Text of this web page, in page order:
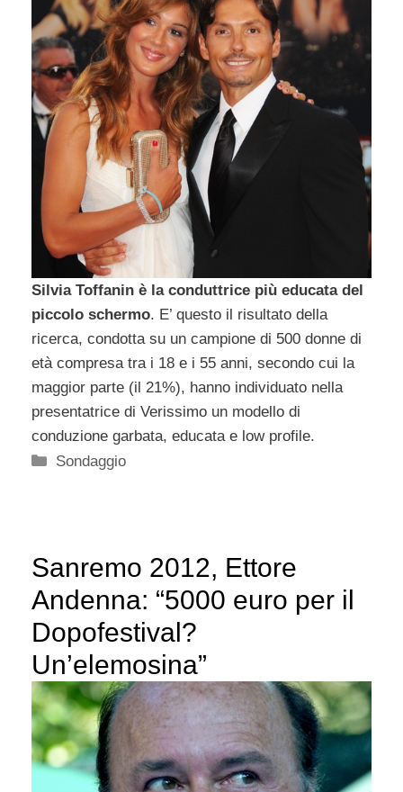
Silvia Toffanin è la conduttrice più educata del
piccolo schermo. E’ questo il risultato della
ricerca, condotta su un campione di 500 donne di
età compresa tra i 18 e i 55 anni, secondo cui la
maggior parte (il 21%), hanno individuato nella
presentatrice di Verissimo un modello di
conduzione garbata, educata e low profile.
Categorie
Sondaggio
Sanremo 2012, Ettore
Andenna: “5000 euro per il
Dopofestival?
Un’elemosina”